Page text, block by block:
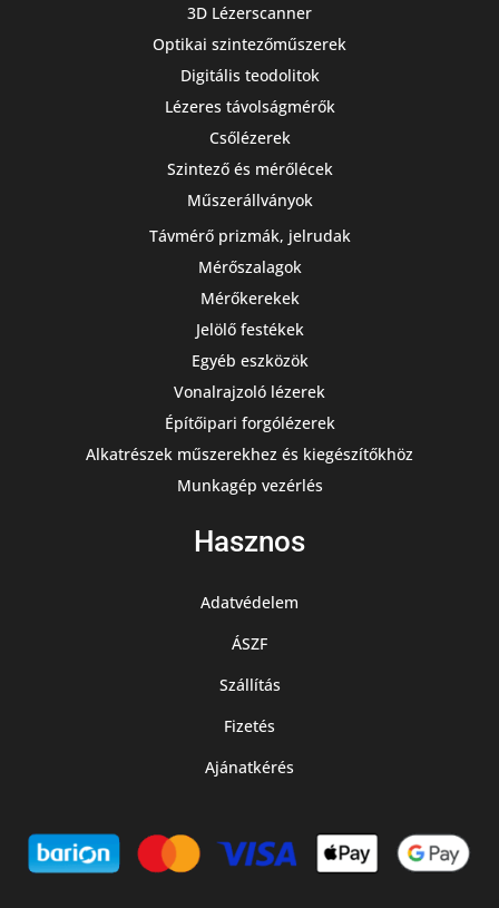
3D Lézerscanner
Optikai szintezőműszerek
Digitális teodolitok
Lézeres távolságmérők
Csőlézerek
Szintező és mérőlécek
Műszerállványok
Távmérő prizmák, jelrudak
Mérőszalagok
Mérőkerekek
Jelölő festékek
Egyéb eszközök
Vonalrajzoló lézerek
Építőipari forgólézerek
Alkatrészek műszerekhez és kiegészítőkhöz
Munkagép vezérlés
Hasznos
Adatvédelem
ÁSZF
Szállítás
Fizetés
Ajánatkérés